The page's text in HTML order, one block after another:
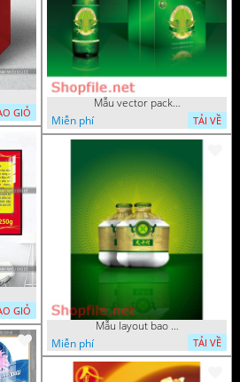
nam duoc 04092025 nga
GIỎ
nhan mam tom kho 10042025 dao
GIỎ
Mẫu vector package beer
Miễn phí
TẢI VỀ
Mẫu layout bao bì thuốc bổ
Miễn phí
TẢI VỀ